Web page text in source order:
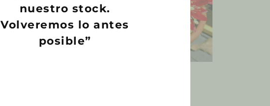
nuestro stock.
Volveremos lo antes
posible”